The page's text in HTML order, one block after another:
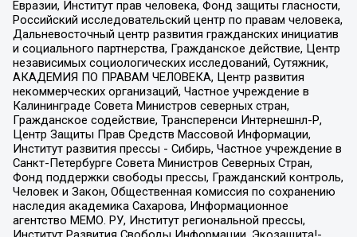
Евразии, Институт прав человека, Фонд защиты гласности,
Российский исследовательский центр по правам человека,
Дальневосточный центр развития гражданских инициатив
и социального партнерства, Гражданское действие, Центр
независимых социологических исследований, Сутяжник,
АКАДЕМИЯ ПО ПРАВАМ ЧЕЛОВЕКА, Центр развития
некоммерческих организаций, Частное учреждение в
Калининграде Совета Министров северных стран,
Гражданское содействие, Трансперенси Интернешнл-Р,
Центр Защиты Прав Средств Массовой Информации,
Институт развития прессы - Сибирь, Частное учреждение в
Санкт-Петербурге Совета Министров Северных Стран,
Фонд поддержки свободы прессы, Гражданский контроль,
Человек и Закон, Общественная комиссия по сохранению
наследия академика Сахарова, Информационное
агентство МЕМО. РУ, Институт региональной прессы,